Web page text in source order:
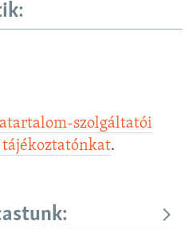
szolgáltatói
tájékoztatónkat.